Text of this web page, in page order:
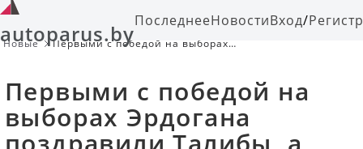
autoparus.byПоследнееНовостиВход/
Новые
Первыми с победой на выборах
исключить Турцию из кандидатов в
ЕС
Первыми с победой на
выборах Эрдогана